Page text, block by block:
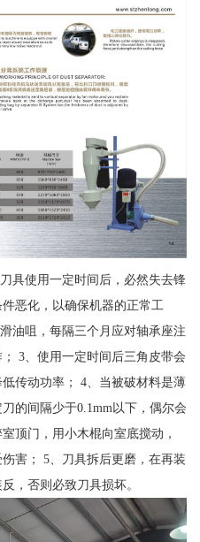
具使用一定时间后，必然失去锋
恶化，以确保机器的正常工
油咀，每隔三个月应对轴承座注
3、使用一定时间后三角皮带会
传动功率； 4、当被破材料是薄
的间隔少于0.1mm以下，偶尔会
顶门，用小木棍向室底搅动，
害； 5、刀具拆后更磨，在再装
，否则必致刀具损坏。